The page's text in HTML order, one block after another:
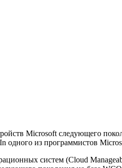
Microsoft следующего
одного из программистов
систем (Cloud